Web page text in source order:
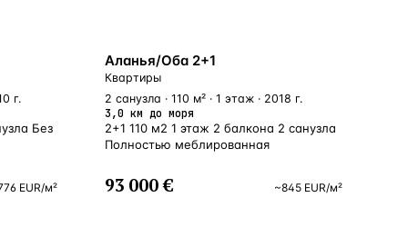
г.
Без
EUR/м²
ВНЖ Аланья/Оба 2+1
Квартиры
2 санузла · 110 м² · 1 этаж · 2018 г.
3,0 км до моря
2+1 110 м2 1 этаж 2 балкона 2 санузла
Полностью меблированная
93 000 € ~845 EUR/м²